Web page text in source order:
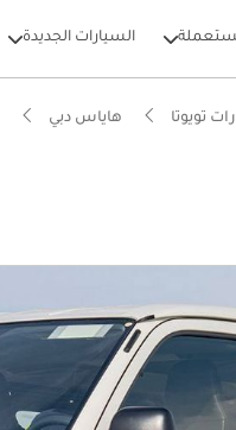
السيارات الجديدة
تويوتا هاياس دبي
معدل استهلاك للقيمة في فئتها
تخزين هي الأكبر في فئتها